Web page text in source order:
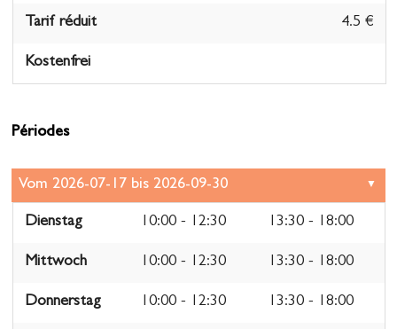
Tarif réduit 4.5 €
Kostenfrei
Périodes
Dienstag 10:00 - 12:30 13:30 - 18:00
Mittwoch 10:00 - 12:30 13:30 - 18:00
Donnerstag 10:00 - 12:30 13:30 - 18:00